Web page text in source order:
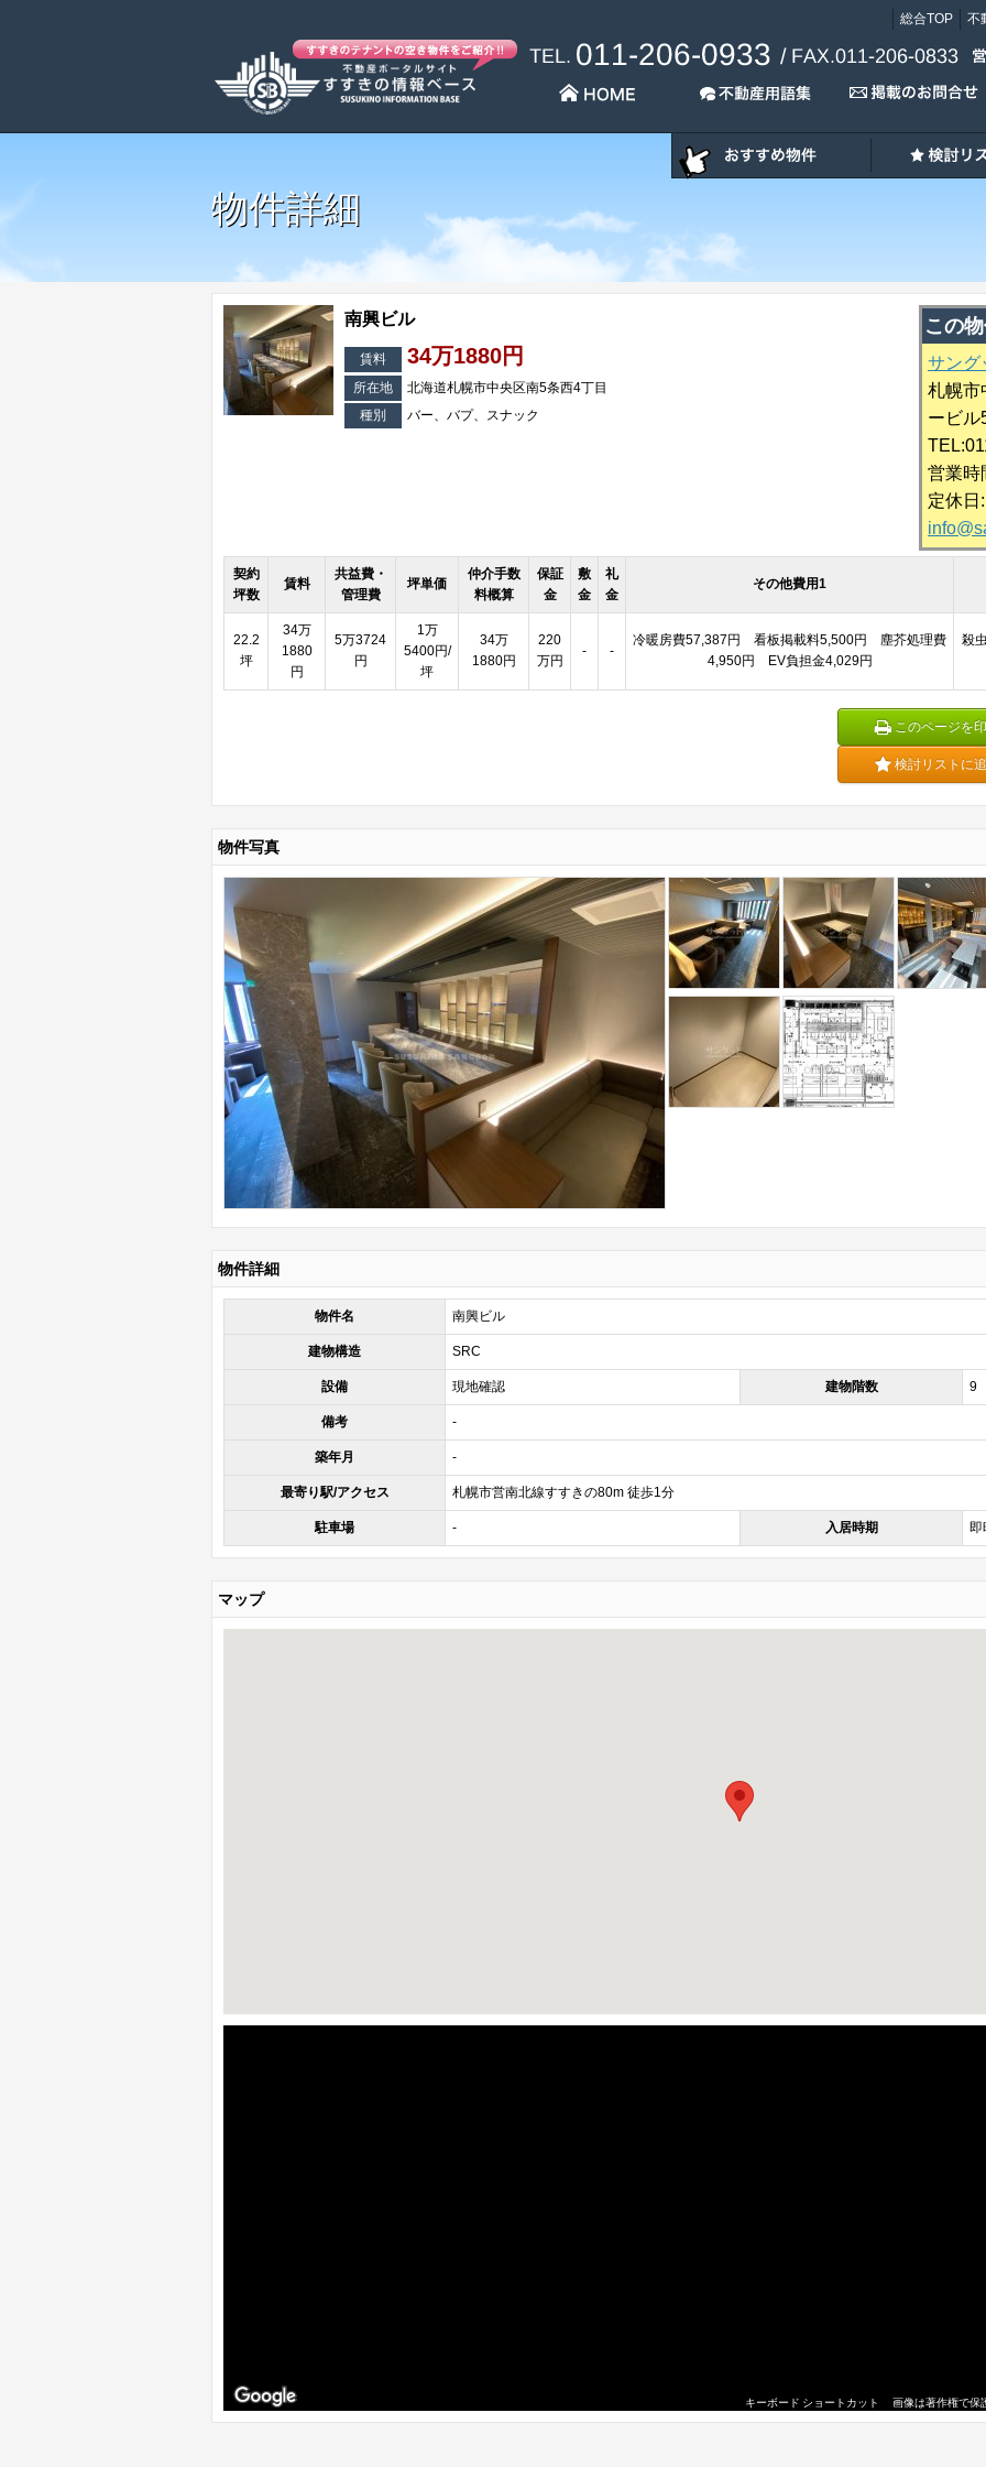
総合TOP 不
物件詳細
南興ビル
賃料 34万1880円
所在地
北海道札幌市中央区南5条西4丁目
種別
バー、バプ、スナック
この
サング
札幌市
ービル
営業時
定休日
契約
坪数
賃料
共益費・
管理費
坪単価
仲介手数
料概算
保証
金
敷
金
礼
金
その他費用1
22.2
坪
34万
1880
円
5万3724
円
1万
5400円/
坪
34万
1880円
220
万円
- -
冷暖房費57,387円 看板掲載料5,500円 塵芥処理費
4,950円 EV負担金4,029円
殺
このページを
検討リストに
物件写真
物件詳細
物件名 南興ビル
建物構造 SRC
設備 現地確認 建物階数 9
備考 -
築年月 -
最寄り駅/アクセス 札幌市営南北線すすきの80m 徒歩1分
駐車場 - 入居時期 即
マップ
キーボード ショートカット 画像は著作権で保